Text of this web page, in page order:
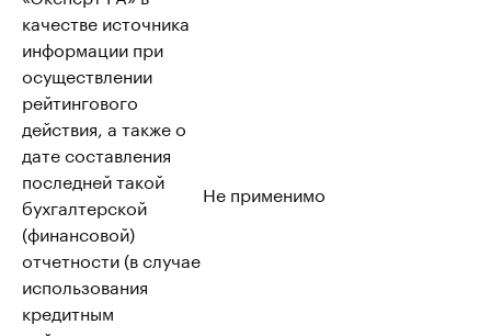
качестве источника
информации при
осуществлении
рейтингового
действия, а также о
дате составления
последней такой
бухгалтерской
(финансовой)
отчетности (в случае
использования
кредитным
Не применимо